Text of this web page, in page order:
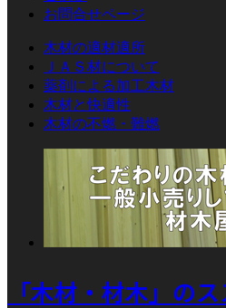
お問合せページ
木材の適材適所
ＪＡＳ材について
薬剤による加工木材
木材と快適性
木材の不燃・難燃
「木材・材木」の